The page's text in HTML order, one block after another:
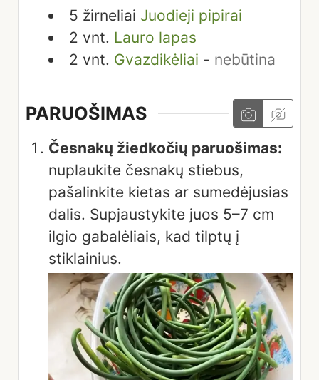
5 žirneliai Juodieji pipirai
2 vnt. Lauro lapas
2 vnt. Gvazdikėliai - nebūtina
PARUOŠIMAS
Česnakų žiedkočių paruošimas:
nuplaukite česnakų stiebus,
pašalinkite kietas ar sumedėjusias
dalis. Supjaustykite juos 5–7 cm
ilgio gabalėliais, kad tilptų į
stiklainius.